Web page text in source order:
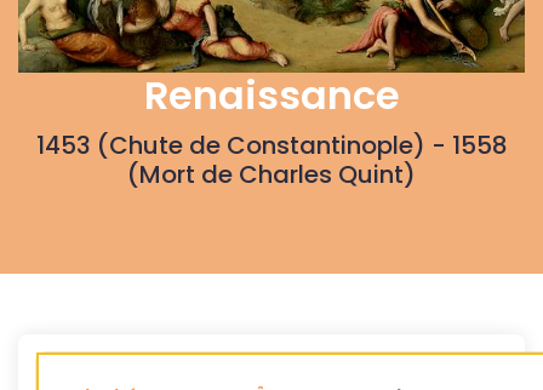
Renaissance
1453 (Chute de Constantinople) - 1558
(Mort de Charles Quint)